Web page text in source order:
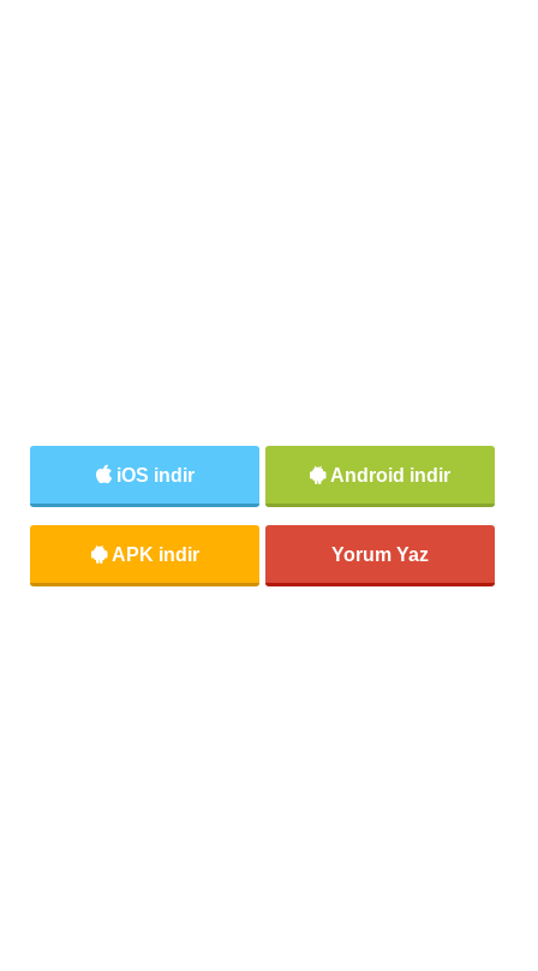
iOS indir Android indir
APK indir Yorum Yaz